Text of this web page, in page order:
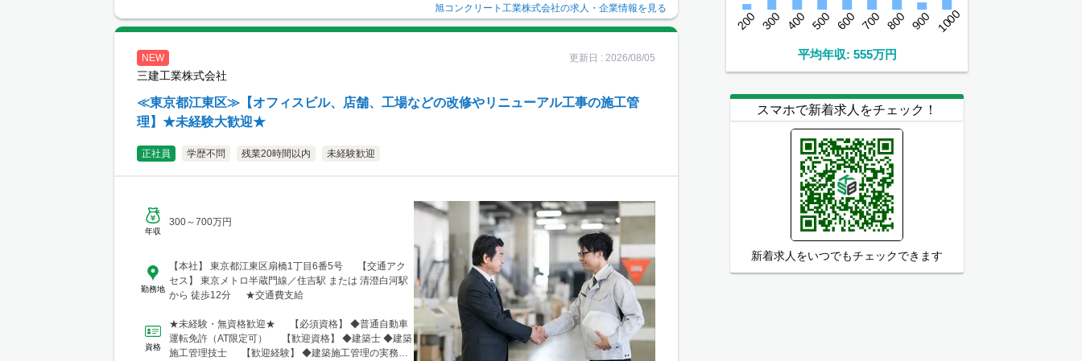
旭コンクリート工業株式会社の求人・企業情報を見る
NEW 更新日 : 2026/08/05
三建工業株式会社
≪東京都江東区≫【オフィスビル、店舗、工場などの改修やリニューアル工事の施工管
理】★未経験大歓迎★
正社員 学歴不問 残業20時間以内 未経験歓迎
年収
300～700万円
勤務地
【本社】 東京都江東区扇橋1丁目6番5号 【交通アク
セス】 東京メトロ半蔵門線／住吉駅 または 清澄白河駅
から 徒歩12分 ★交通費支給
資格
★未経験・無資格歓迎★ 【必須資格】 ◆普通自動車
運転免許（AT限定可） 【歓迎資格】 ◆建築士 ◆建築
施工管理技士 【歓迎経験】 ◆建築施工管理の実務経
200 300 400 500 600 700 800 900 1000
平均年収: 555万円
スマホで新着求人をチェック！
新着求人をいつでもチェックできます